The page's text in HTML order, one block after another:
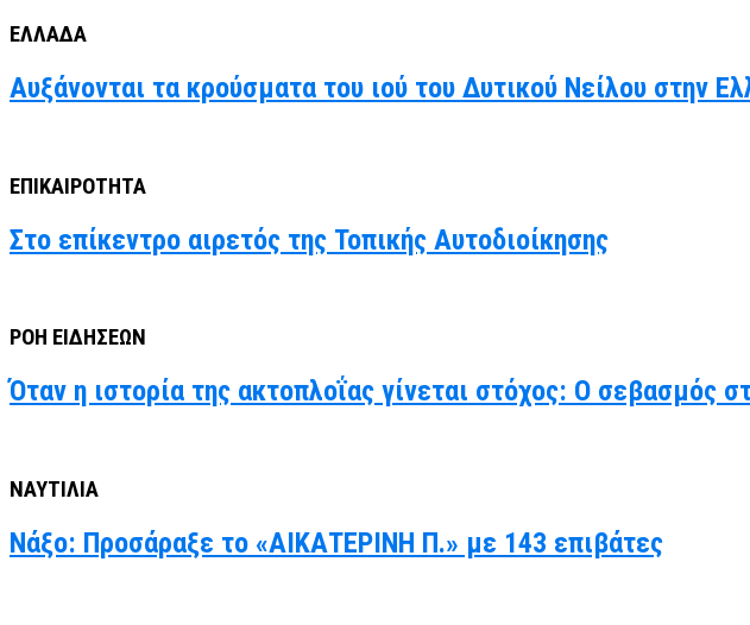
ΕΛΛΑΔΑ
Αυξάνονται τα κρούσματα του ιού του Δυτικού Νείλου στην
ΕΠΙΚΑΙΡΟΤΗΤΑ
Στο επίκεντρο αιρετός της Τοπικής Αυτοδιοίκησης
ΡΟΗ ΕΙΔΗΣΕΩΝ
Όταν η ιστορία της ακτοπλοΐας γίνεται στόχος: Ο σεβασμός
ΝΑΥΤΙΛΙΑ
Νάξο: Προσάραξε το «ΑΙΚΑΤΕΡΙΝΗ Π.» με 143 επιβάτες